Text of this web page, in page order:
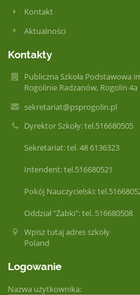
Kontakt
Aktualności
Kontakty
Publiczna Szkoła Podstawowa
Rogolinie Radzanów, Rogolin 4a
sekretariat@psprogolin.pl
Dyrektor Szkoły: tel.516680505
Sekretariat: tel. 48 6136323
Intendent: tel.516680521
Pokój Nauczycielski:
Oddział "Żabki": tel. 516680508
Wpisz tutaj adres szkoły
Poland
Logowanie
Nazwa użytkownika: